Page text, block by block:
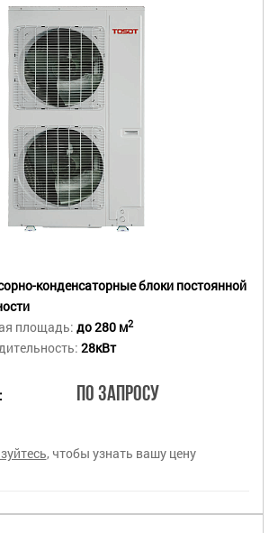
конденсаторные блоки постоянной
площадь: до 280 м2
28кВт
По запросу
, чтобы узнать вашу цену